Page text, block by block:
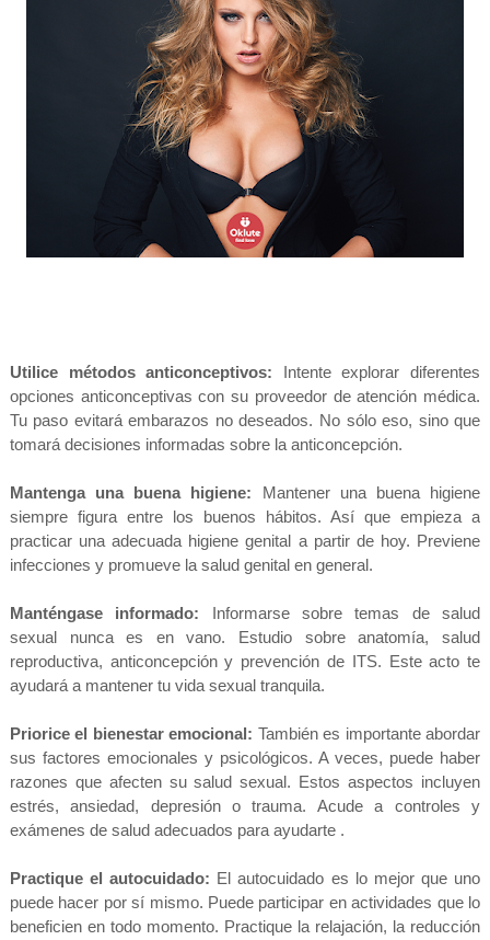
Utilice métodos anticonceptivos: Intente explorar diferentes
opciones anticonceptivas con su proveedor de atención médica.
Tu paso evitará embarazos no deseados. No sólo eso, sino que
tomará decisiones informadas sobre la anticoncepción.
Mantenga una buena higiene: Mantener una buena higiene
siempre figura entre los buenos hábitos. Así que empieza a
practicar una adecuada higiene genital a partir de hoy. Previene
infecciones y promueve la salud genital en general.
Manténgase informado: Informarse sobre temas de salud
sexual nunca es en vano. Estudio sobre anatomía, salud
reproductiva, anticoncepción y prevención de ITS. Este acto te
ayudará a mantener tu vida sexual tranquila.
Priorice el bienestar emocional: También es importante abordar
sus factores emocionales y psicológicos. A veces, puede haber
razones que afecten su salud sexual. Estos aspectos incluyen
estrés, ansiedad, depresión o trauma. Acude a controles y
exámenes de salud adecuados para ayudarte .
Practique el autocuidado: El autocuidado es lo mejor que uno
puede hacer por sí mismo. Puede participar en actividades que lo
beneficien en todo momento. Practique la relajación, la reducción